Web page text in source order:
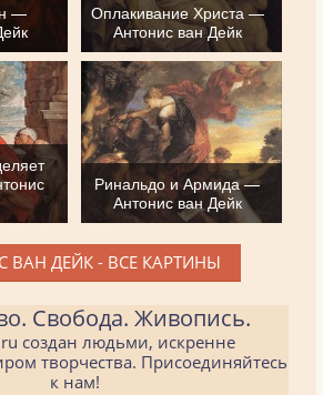
—
Оплакивание Христа —
Антонис ван Дейк
Ринальдо и Армида —
Антонис ван Дейк
ВАН ДЕЙК - ВСЕ КАРТИНЫ
Свобода. Живопись.
создан людьми, искренне
творчества. Присоединяйтесь
к нам!